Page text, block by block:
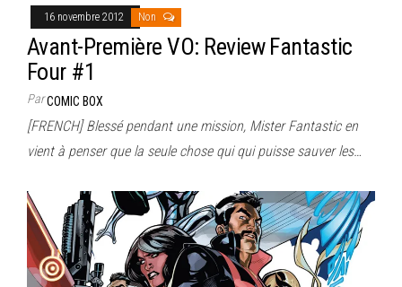
16 novembre 2012 Non
Avant-Première VO: Review Fantastic
Four #1
ParCOMIC BOX
[FRENCH] Blessé pendant une mission, Mister Fantastic en
vient à penser que la seule chose qui qui puisse sauver les…